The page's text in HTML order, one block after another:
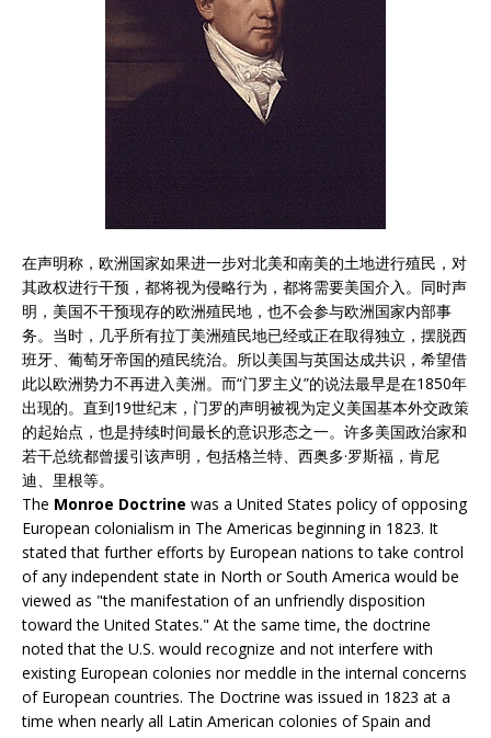
在声明称，欧洲国家如果进一步对北美和南美的土地进行殖民，对
其政权进行干预，都将视为侵略行为，都将需要美国介入。同时声
明，美国不干预现存的欧洲殖民地，也不会参与欧洲国家内部事
务。当时，几乎所有拉丁美洲殖民地已经或正在取得独立，摆脱西
班牙、葡萄牙帝国的殖民统治。所以美国与英国达成共识，希望借
此以欧洲势力不再进入美洲。而“门罗主义”的说法最早是在1850年
出现的。直到19世纪末，门罗的声明被视为定义美国基本外交政策
的起始点，也是持续时间最长的意识形态之一。许多美国政治家和
若干总统都曾援引该声明，包括格兰特、西奥多·罗斯福，肯尼
迪、里根等。
The Monroe Doctrine was a United States policy of opposing
European colonialism in The Americas beginning in 1823. It
stated that further efforts by European nations to take control
of any independent state in North or South America would be
viewed as "the manifestation of an unfriendly disposition
toward the United States." At the same time, the doctrine
noted that the U.S. would recognize and not interfere with
existing European colonies nor meddle in the internal concerns
of European countries. The Doctrine was issued in 1823 at a
time when nearly all Latin American colonies of Spain and